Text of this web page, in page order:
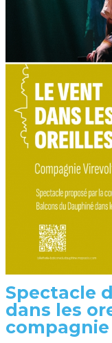
Spectacle
dans les